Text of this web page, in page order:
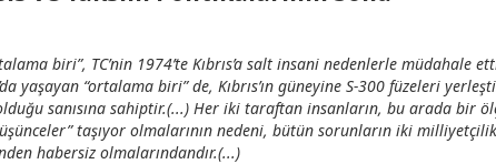
biri”, TC’nin 1974’te Kıbrıs’a salt insani nedenlerle müdahale
yaşayan “ortalama biri” de, Kıbrıs’ın güneyine S-300 füzeleri
sanısına sahiptir.(...) Her iki taraftan insanların, bu arada bir
taşıyor olmalarının nedeni, bütün sorunların iki
habersiz olmalarındandır.(...)